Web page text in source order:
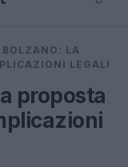
⌕
LA
LEGALI
proposta